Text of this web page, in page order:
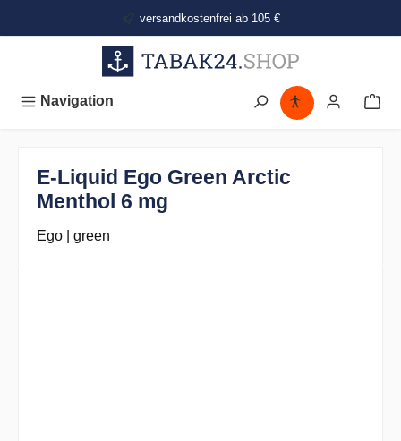
versandkostenfrei ab 105 €
Navigation
E-Liquid Ego Green Arctic
Menthol 6 mg
Ego | green